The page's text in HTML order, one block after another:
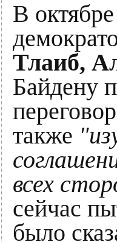
В
Тлаиб,
Байдену
также
всех
сейчас
было